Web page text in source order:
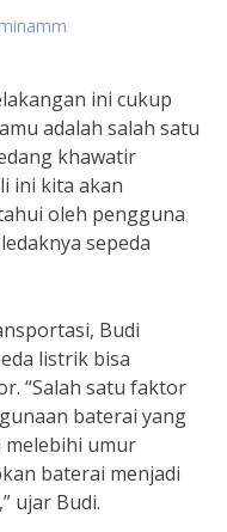
ini cukup
adalah salah satu
khawatir
ini kita akan
oleh pengguna
sepeda
Budi
listrik bisa
“Salah satu faktor
baterai yang
melebihi umur
baterai menjadi
ujar Budi.